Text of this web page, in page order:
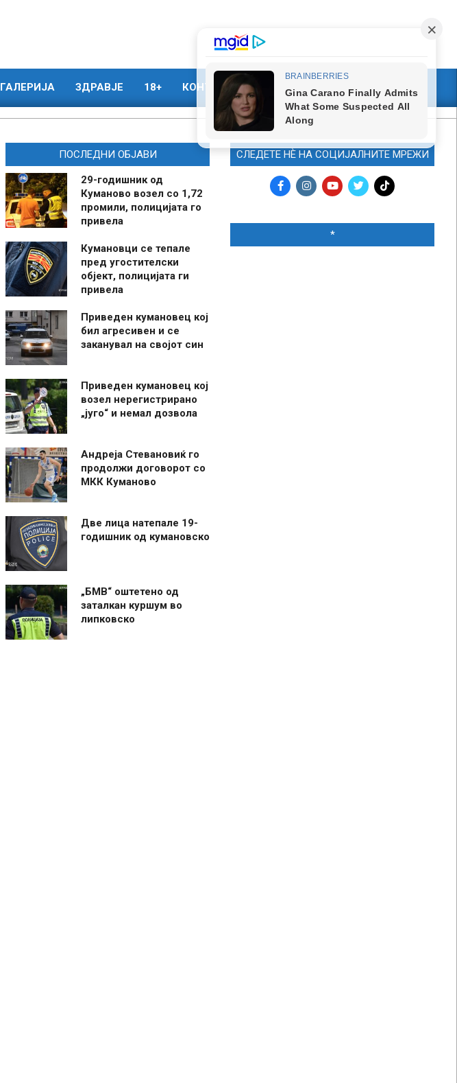
ГАЛЕРИЈА ЗДРАВЈЕ 18+ КОНТАКТ МАРКЕТИНГ
ПОСЛЕДНИ ОБЈАВИ
29-годишник од
Куманово возел со 1,72
промили, полицијата го
привела
Кумановци се тепале
пред угостителски
објект, полицијата ги
привела
Приведен кумановец кој
бил агресивен и се
заканувал на својот син
Приведен кумановец кој
возел нерегистрирано
„југо“ и немал дозвола
Андреја Стевановиќ го
продолжи договорот со
МКК Куманово
Две лица натепале 19-
годишник од кумановско
„БМВ“ оштетено од
заталкан куршум во
липковско
СЛЕДЕТЕ НЀ НА СОЦИЈАЛНИТЕ МРЕЖИ
*